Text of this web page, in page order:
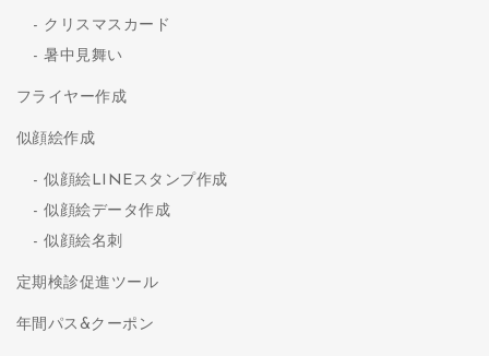
クリスマスカード
暑中見舞い
フライヤー作成
似顔絵作成
似顔絵LINEスタンプ作成
似顔絵データ作成
似顔絵名刺
定期検診促進ツール
年間パス&クーポン